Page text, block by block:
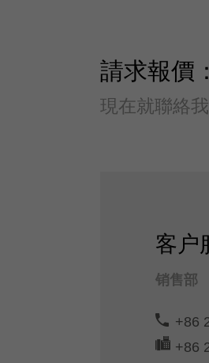
請求報價：
現在就聯絡
客户
销售部
+86
+86